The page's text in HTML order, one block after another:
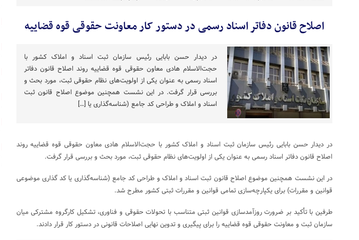
اصلاح قانون دفاتر اسناد رسمی در دستور کار معاونت حقوقی قوه قضاییه
در دیدار حسن بابایی رئیس سازمان ثبت اسناد و املاک کشور با
حجت‌الاسلام هادی معاون حقوقی قوه قضاییه روند اصلاح قانون دفاتر
اسناد رسمی به عنوان یکی از اولویت‌های نظام حقوقی ثبت، مورد بحث و
بررسی قرار گرفت. در این نشست همچنین موضوع اصلاح قانون ثبت
اسناد و املاک و طراحی کد جامع (شناسه‌گذاری یا […]
در دیدار حسن بابایی رئیس سازمان ثبت اسناد و املاک کشور با حجت‌الاسلام هادی معاون حقوقی قوه قضاییه روند
اصلاح قانون دفاتر اسناد رسمی به عنوان یکی از اولویت‌های نظام حقوقی ثبت، مورد بحث و بررسی قرار گرفت.
در این نشست همچنین موضوع اصلاح قانون ثبت اسناد و املاک و طراحی کد جامع (شناسه‌گذاری یا کد گذاری موضوعی
قوانین و مقررات) برای یکپارچه‌سازی تمامی قوانین و مقررات ثبتی کشور مطرح شد.
طرفین با تأکید بر ضرورت روزآمدسازی قوانین ثبتی متناسب با تحولات حقوقی و فناوری، تشکیل کارگروه مشترکی میان
سازمان ثبت و معاونت حقوقی قوه قضاییه را برای پیگیری و تدوین نهایی اصلاحات قانونی در دستور کار قرار دادند.